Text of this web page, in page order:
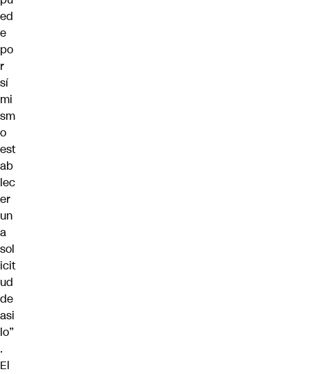
ed
e
po
r
sí
mi
sm
o
est
ab
lec
er
un
a
sol
icit
ud
de
asi
lo”
.
El